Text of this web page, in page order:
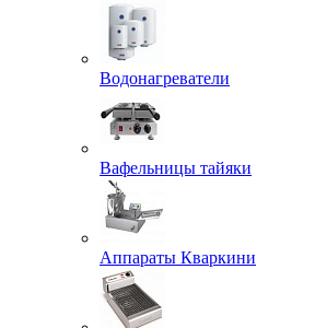
Водонагреватели
Вафельницы тайяки
Аппараты Кваркини